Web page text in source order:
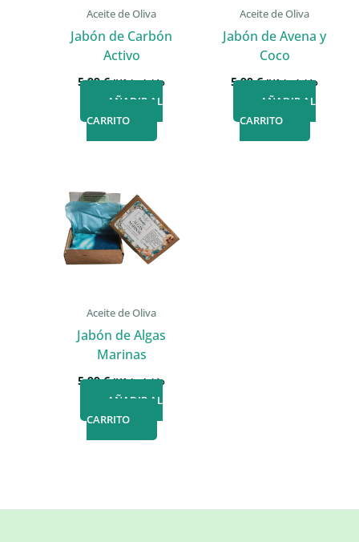
Aceite de Oliva
Jabón de Carbón
Activo
5,99€ IVA incluido
AÑADIR AL
CARRITO
Aceite de Oliva
Jabón de Avena y
Coco
5,99€ IVA incluido
AÑADIR AL
CARRITO
Aceite de Oliva
Jabón de Algas
Marinas
5,99€ IVA incluido
AÑADIR AL
CARRITO